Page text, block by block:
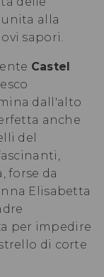
alla
sapori.
Castel
dall'alto
anche
del
forse da
Elisabetta
per impedire
di corte